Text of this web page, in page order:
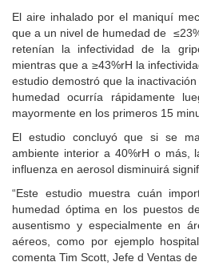
El aire inhalado por el maniquí
que a un nivel de humedad de
retenían la infectividad de la
mientras que a ≥43%rH la
estudio demostró que la
humedad ocurría rápidamente
mayormente en los primeros 15
El estudio concluyó que si se
ambiente interior a 40%rH o más,
influenza en aerosol disminuirá
“Este estudio muestra cuán
humedad óptima en los puestos
ausentismo y especialmente en
aéreos, como por ejemplo
comenta Tim Scott, Jefe d Ventas de